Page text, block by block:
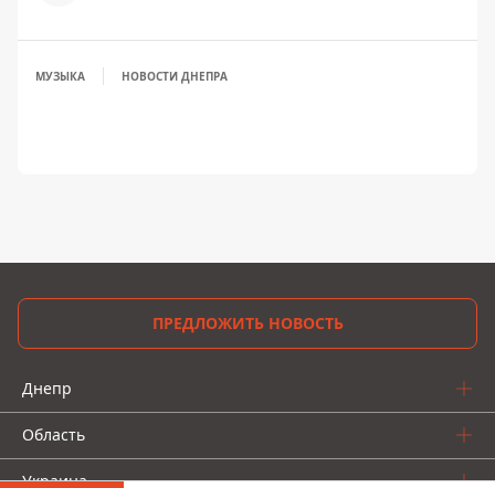
МУЗЫКА НОВОСТИ ДНЕПРА
ПРЕДЛОЖИТЬ НОВОСТЬ
Днепр
Область
Украина